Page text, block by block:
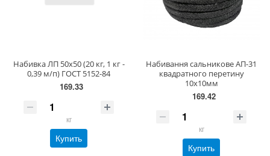
Набивка ЛП 50х50 (20 кг, 1 кг -
0,39 м/п) ГОСТ 5152-84
169.33
кг
Купить
Набивання сальникове АП-31
квадратного перетину
10х10мм
169.42
кг
Купить